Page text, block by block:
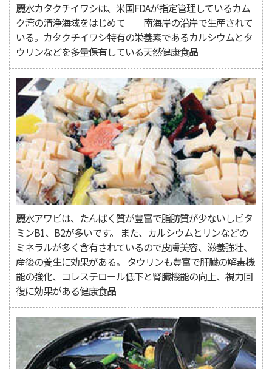
麗水カタクチイワシは、米国FDAが指定管理しているカム
ク湾の清浄海域をはじめて 南海岸の沿岸で生産されて
いる。カタクチイワシ特有の栄養素であるカルシウムとタ
ウリンなどを多量保有している天然健康食品
麗水アワビは、たんぱく質が豊富で脂肪質が少ないしビタ
ミンB1、B2が多いです。 また、カルシウムとリンなどの
ミネラルが多く含有されているので皮膚美容、滋養強壮、
産後の養生に効果がある。 タウリンも豊富で肝臓の解毒機
能の強化、コレステロール低下と腎臓機能の向上、視力回
復に効果がある健康食品